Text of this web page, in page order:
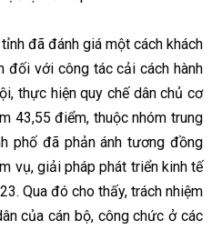
đã đánh giá một cách khách
đối với công tác cải cách hành
thực hiện quy chế dân chủ cơ
43,55 điểm, thuộc nhóm trung
phố đã phản ánh tương đồng
vụ, giải pháp phát triển kinh tế
Qua đó cho thấy, trách nhiệm
của cán bộ, công chức ở các